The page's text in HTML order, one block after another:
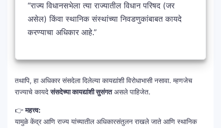
“राज्य विधानसभेला त्या राज्यातील विधान परिषद (जर
असेल) किंवा स्थानिक संस्थांच्या निवडणुकांबाबत कायदे
करण्याचा अधिकार आहे.”
तथापि, हा अधिकार संसदेला दिलेल्या कायद्यांशी विरोधाभासी नसावा. म्हणजेच
राज्याचे कायदेसंसदेच्या कायद्यांशी सुसंगतअसले पाहिजेत.
👉महत्त्व:
यामुळे केंद्र आणि राज्य यांच्यातील अधिकारसंतुलन राखले जाते आणि स्थानिक